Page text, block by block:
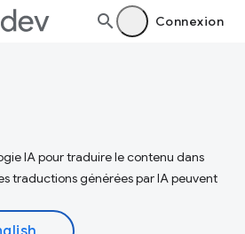
Connexion
IA pour traduire le contenu dans
traductions générées par IA peuvent